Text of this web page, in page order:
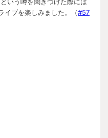
イブを楽しみました。（#57